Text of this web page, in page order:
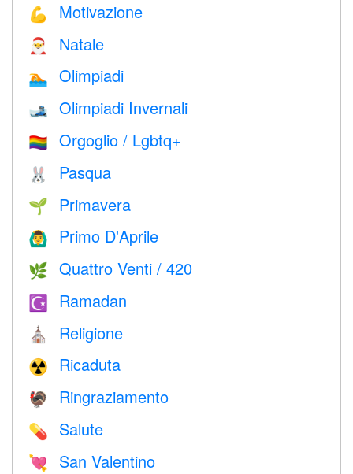
💪 Motivazione
🎅 Natale
🏊 Olimpiadi
🎿 Olimpiadi Invernali
🏳️‍🌈 Orgoglio / Lgbtq+
🐰 Pasqua
🌱 Primavera
🙆‍♂️ Primo D'Aprile
🌿 Quattro Venti / 420
☪️ Ramadan
⛪️ Religione
☢️ Ricaduta
🦃 Ringraziamento
💊 Salute
💘 San Valentino